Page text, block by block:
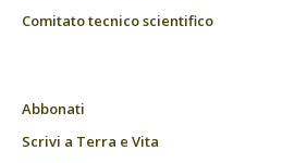
Comitato tecnico scientifico
Abbonati
Scrivi a Terra e Vita